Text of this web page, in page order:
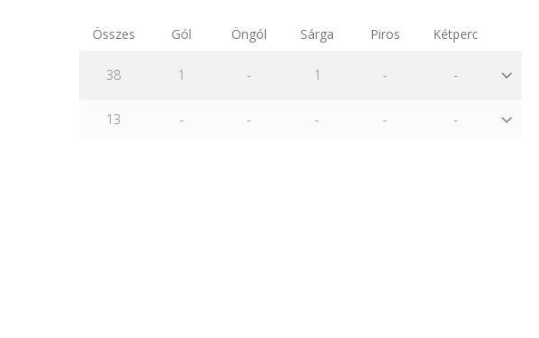
Összes Gól Öngól Sárga Piros
Kétperc
38 1 - 1 - -
13 - - - - -